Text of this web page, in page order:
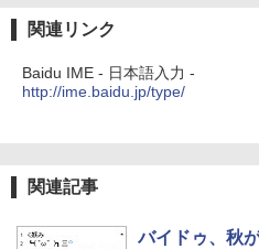
関連リンク
Baidu IME - 日本語入力 -
http://ime.baidu.jp/type/
関連記事
バイドゥ、秋